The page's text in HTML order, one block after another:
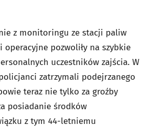
z monitoringu ze stacji paliw
operacyjne pozwoliły na szybkie
uczestników zajścia. W
zatrzymali podejrzanego
teraz nie tylko za groźby
posiadanie środków
z tym 44-letniemu